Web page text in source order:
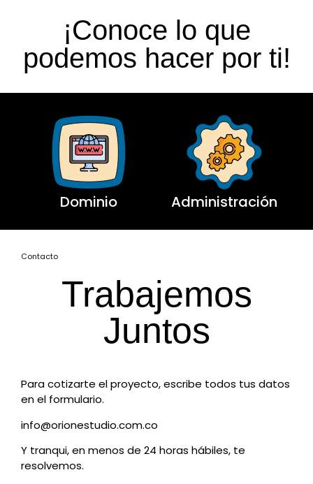
¡Conoce lo que
podemos hacer por ti!
Dominio Administración
Contacto
Trabajemos
Juntos
Para cotizarte el proyecto, escribe todos tus datos
en el formulario.
info@orionestudio.com.co
Y tranqui, en menos de 24 horas hábiles, te
resolvemos.